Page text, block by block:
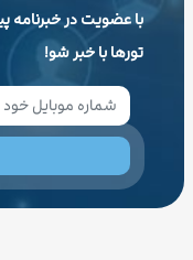
با عضویت در خبرنامه
تورها با خبر شو!